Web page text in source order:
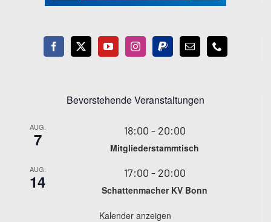
Bevorstehende Veranstaltungen
AUG.
7 18:00 - 20:00
Mitgliederstammtisch
AUG.
14 17:00 - 20:00
Schattenmacher KV Bonn
Kalender anzeigen